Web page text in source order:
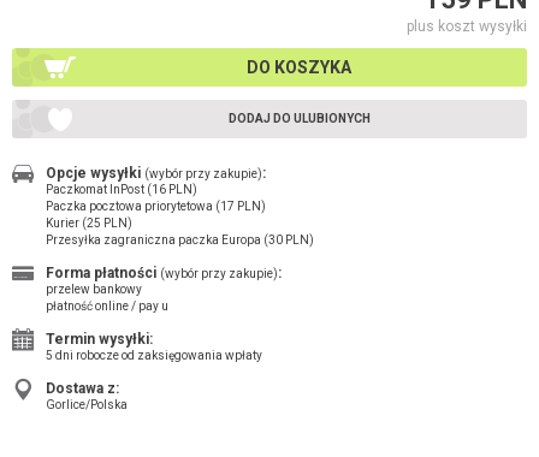
plus koszt wysyłki
DO KOSZYKA
DODAJ DO ULUBIONYCH
Opcje wysyłki (wybór przy zakupie):
Paczkomat InPost (16 PLN)
Paczka pocztowa priorytetowa (17 PLN)
Kurier (25 PLN)
Przesyłka zagraniczna paczka Europa (30 PLN)
Forma płatności (wybór przy zakupie):
przelew bankowy
płatność online / pay u
Termin wysyłki:
5 dni robocze od zaksięgowania wpłaty
Dostawa z:
Gorlice/Polska